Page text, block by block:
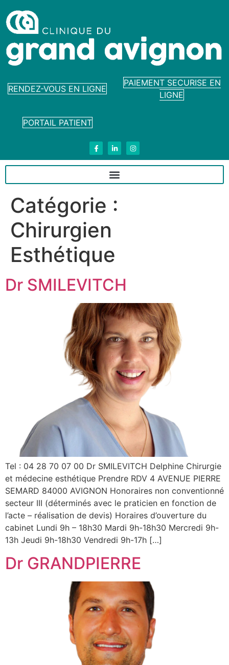
RENDEZ-VOUS EN LIGNE
PAIEMENT SECURISE EN
LIGNE
PORTAIL PATIENT
Catégorie :
Chirurgien
Esthétique
Dr SMILEVITCH
Tel : 04 28 70 07 00 Dr SMILEVITCH Delphine Chirurgie
et médecine esthétique Prendre RDV 4 AVENUE PIERRE
SEMARD 84000 AVIGNON Honoraires non conventionné
secteur III (déterminés avec le praticien en fonction de
l’acte – réalisation de devis) Horaires d’ouverture du
cabinet Lundi 9h – 18h30 Mardi 9h-18h30 Mercredi 9h-
13h Jeudi 9h-18h30 Vendredi 9h-17h […]
Dr GRANDPIERRE